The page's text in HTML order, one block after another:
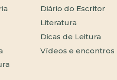
Diário do Escritor
Literatura
Dicas de Leitura
Vídeos e encontros